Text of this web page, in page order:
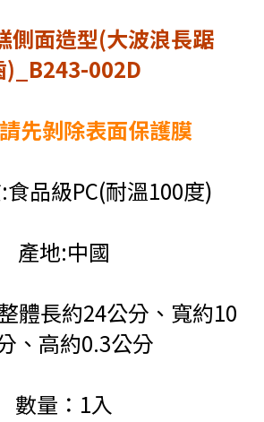
側面造型(大波浪長踞
)_B243-002D
先剝除表面保護膜
品級PC(耐溫100度)
產地:中國
體長約24公分、寬約10
、高約0.3公分
數量：1入